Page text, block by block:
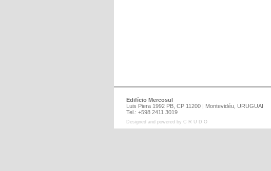
Edifício Mercosul
Luis Piera 1992 PB, CP 11200 | Montevidéu, URUGUAI
Tel.: +598 2411 3019
Designed and powered by C R U D O